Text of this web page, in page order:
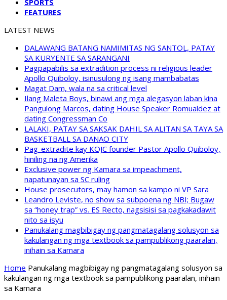
SPORTS
FEATURES
LATEST NEWS
DALAWANG BATANG NAMIMITAS NG SANTOL, PATAY
SA KURYENTE SA SARANGANI
Pagpapabilis sa extradition process ni religious leader
Apollo Quiboloy, isinusulong ng isang mambabatas
Magat Dam, wala na sa critical level
Ilang Maleta Boys, binawi ang mga alegasyon laban kina
Pangulong Marcos, dating House Speaker Romualdez at
dating Congressman Co
LALAKI, PATAY SA SAKSAK DAHIL SA ALITAN SA TAYA SA
BASKETBALL SA DANAO CITY
Pag-extradite kay KOJC founder Pastor Apollo Quiboloy,
hiniling na ng Amerika
Exclusive power ng Kamara sa impeachment,
napatunayan sa SC ruling
House prosecutors, may hamon sa kampo ni VP Sara
Leandro Leviste, no show sa subpoena ng NBI; Bugaw
sa “honey trap” vs. ES Recto, nagsisisi sa pagkakadawit
nito sa isyu
Panukalang magbibigay ng pangmatagalang solusyon sa
kakulangan ng mga textbook sa pampublikong paaralan,
inihain sa Kamara
Home Panukalang magbibigay ng pangmatagalang solusyon sa
kakulangan ng mga textbook sa pampublikong paaralan, inihain
sa Kamara